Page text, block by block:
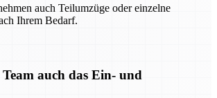
auch Teilumzüge oder einzelne
Ihrem Bedarf.
auch das Ein- und